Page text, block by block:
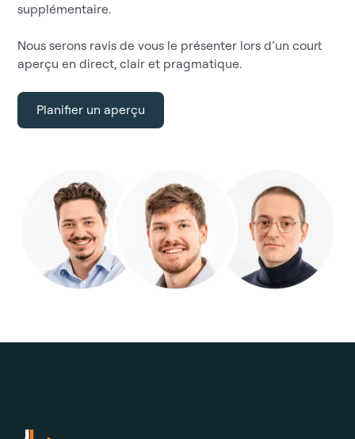
supplémentaire.
Nous serons ravis de vous le présenter lors d’un court
aperçu en direct, clair et pragmatique.
Planifier un aperçu